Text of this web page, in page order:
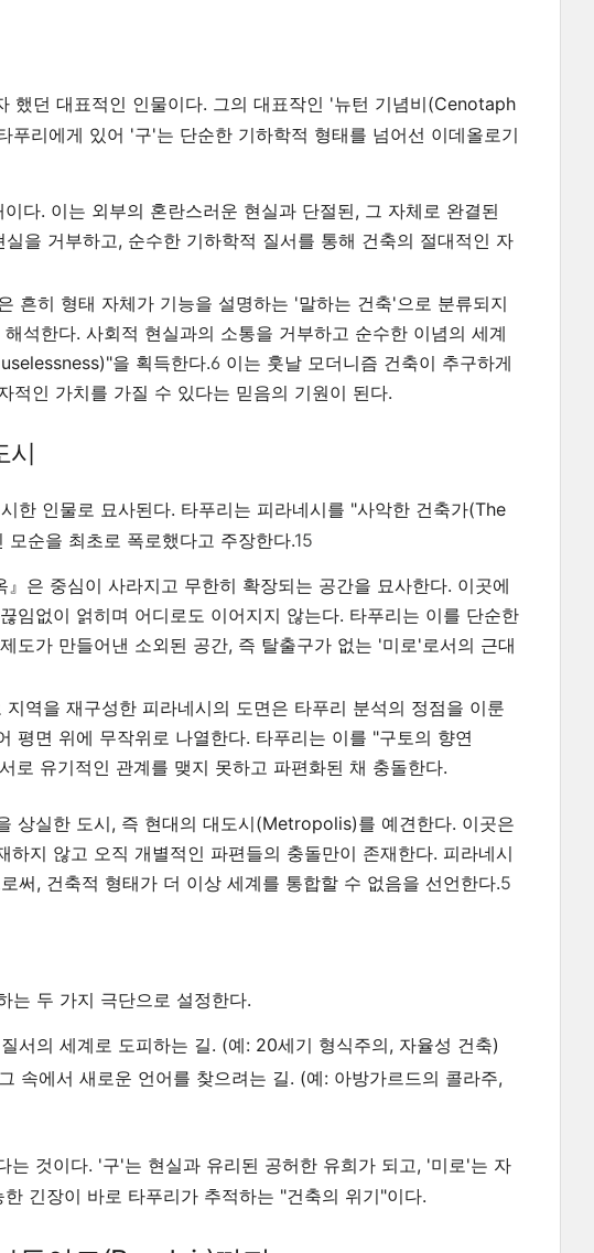
했던 대표적인 인물이다. 그의 대표작인 '뉴턴 기념비(Cenotaph
리에게 있어 '구'는 단순한 기하학적 형태를 넘어선 이데올로기
다. 이는 외부의 혼란스러운 현실과 단절된, 그 자체로 완결된
을 거부하고, 순수한 기하학적 질서를 통해 건축의 절대적인 자
흔히 형태 자체가 기능을 설명하는 '말하는 건축'으로 분류되지
석한다. 사회적 현실과의 소통을 거부하고 순수한 이념의 세계
을 획득한다.6 이는 훗날 모더니즘 건축이 추구하게
적인 가치를 가질 수 있다는 믿음의 기원이 된다.
시
한 인물로 묘사된다. 타푸리는 피라네시를 "사악한 건축가(The
순을 최초로 폭로했다고 주장한다.15
은 중심이 사라지고 무한히 확장되는 공간을 묘사한다. 이곳에
임없이 얽히며 어디로도 이어지지 않는다. 타푸리는 이를 단순한
도가 만들어낸 소외된 공간, 즉 탈출구가 없는 '미로'로서의 근대
지역을 재구성한 피라네시의 도면은 타푸리 분석의 정점을 이룬
평면 위에 무작위로 나열한다. 타푸리는 이를 "구토의 향연
로 유기적인 관계를 맺지 못하고 파편화된 채 충돌한다.
상실한 도시, 즉 현대의 대도시(Metropolis)를 예견한다. 이곳은
지 않고 오직 개별적인 파편들의 충돌만이 존재한다. 피라네시
써, 건축적 형태가 더 이상 세계를 통합할 수 없음을 선언한다.5
는 두 가지 극단으로 설정한다.
서의 세계로 도피하는 길. (예: 20세기 형식주의, 자율성 건축)
속에서 새로운 언어를 찾으려는 길. (예: 아방가르드의 콜라주,
것이다. '구'는 현실과 유리된 공허한 유희가 되고, '미로'는 자
긴장이 바로 타푸리가 추적하는 "건축의 위기"이다.